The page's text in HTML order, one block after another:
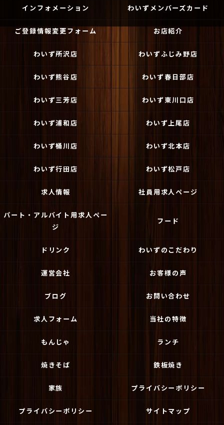
インフォメーション わいずメンバーズカード
ご登録情報変更フォーム お店紹介
わいず所沢店 わいずふじみ野店
わいず熊谷店 わいず春日部店
わいず三芳店 わいず東川口店
わいず浦和店 わいず上尾店
わいず桶川店 わいず北本店
わいず行田店 わいず松戸店
求人情報 社員用求人ページ
パート・アルバイト用求人ペー
ジ
フード
ドリンク わいずのこだわり
運営会社 お客様の声
ブログ お問い合わせ
求人フォーム 当社の特徴
もんじゃ ランチ
焼きそば 鉄板焼き
家族 プライバシーポリシー
プライバシーポリシー サイトマップ